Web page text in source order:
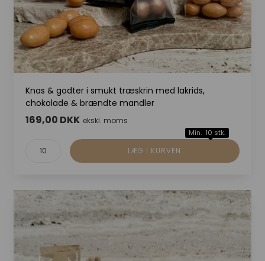
Knas & godter i smukt træskrin med lakrids,
chokolade & brændte mandler
169,00 DKK ekskl. moms
Min. 10 stk.